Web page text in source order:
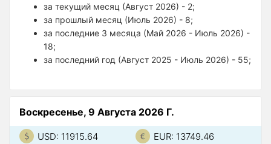
за текущий месяц (Август 2026) - 2;
за прошлый месяц (Июль 2026) - 8;
за последние 3 месяца (Май 2026 - Июль 2026) -
18;
за последний год (Август 2025 - Июль 2026) - 55;
Воскресенье, 9 Августа 2026 Г.
USD: 11915.64 EUR: 13749.46